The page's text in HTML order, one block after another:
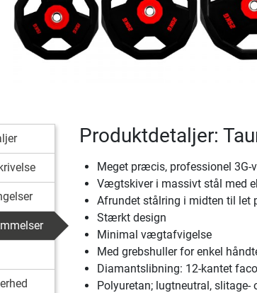
Produktdetaljer:
Meget præcis, professionel
Vægtskiver i massivt stål med
Afrundet stålring i midten til let
Stærkt design
Minimal vægtafvigelse
Med grebshuller for enkel
Diamantslibning: 12-kantet
Polyuretan; lugtneutral,